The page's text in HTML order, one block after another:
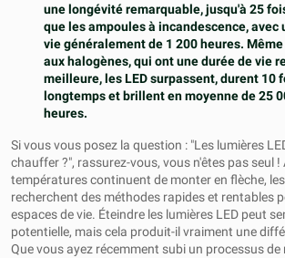
une longévité remarquable, jusqu'à 25
que les ampoules à incandescence, avec
vie généralement de 1 200 heures.
aux halogènes, qui ont une durée de vie
meilleure, les LED surpassent, durent 10
longtemps et brillent en moyenne de 25
heures.
Si vous vous posez la question : "Les lumières
chauffer ?", rassurez-vous, vous n'êtes pas seul !
températures continuent de monter en flèche,
recherchent des méthodes rapides et rentables
espaces de vie. Éteindre les lumières LED peut
potentielle, mais cela produit-il vraiment une
Que vous ayez récemment subi un processus